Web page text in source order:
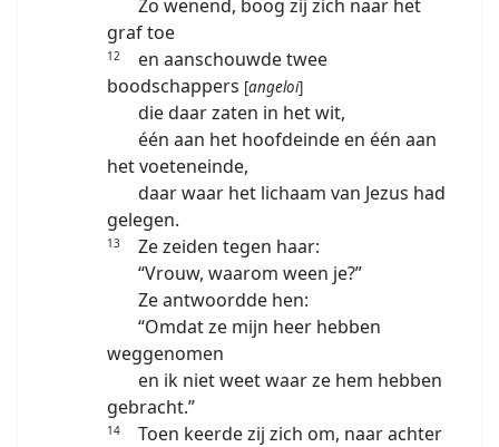
Zo wenend, boog zij zich naar het
graf toe
12
en aanschouwde twee
boodschappers [angeloi]
die daar zaten in het wit,
één aan het hoofdeinde en één aan
het voeteneinde,
daar waar het lichaam van Jezus had
gelegen.
13
Ze zeiden tegen haar:
“Vrouw, waarom ween je?”
Ze antwoordde hen:
“Omdat ze mijn heer hebben
weggenomen
en ik niet weet waar ze hem hebben
gebracht.”
14 Toen keerde zij zich om, naar achter